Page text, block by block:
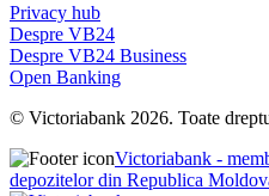
Privacy hub
Despre VB24
Despre VB24 Business
Open Banking
© Victoriabank 2026. Toate
Victoriabank -
depozitelor din Republica